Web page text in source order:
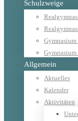
Schulzweige
Gymnasium
Allgemein
Aktuelles
Kalender
Aktivitäten